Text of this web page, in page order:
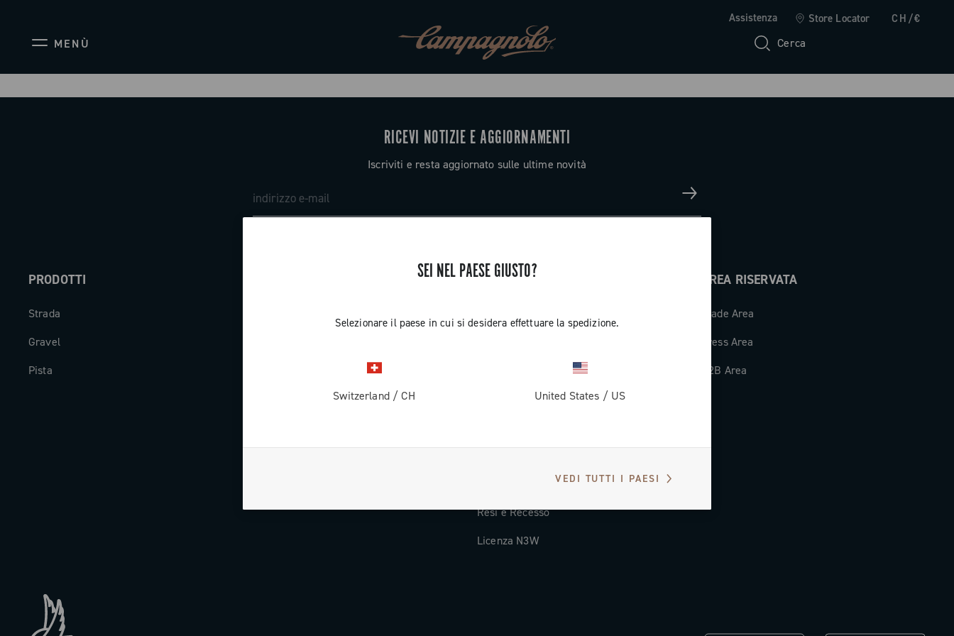
Assistenza Store Locator CH/€
MENÙ Cerca
SEI NEL PAESE GIUSTO?
Selezionare il paese in cui si desidera effettuare la spedizione.
Switzerland / CH United States / US
VEDI TUTTI I PAESI
RICEVI NOTIZIE E AGGIORNAMENTI
Iscriviti e resta aggiornato sulle ultime novità
PRODOTTI
Strada
Gravel
Pista
ASSISTENZA
Paesi e tempi di spedizione
Resi e Recesso
Licenza N3W
AREA RISERVATA
Trade Area
Press Area
B2B Area